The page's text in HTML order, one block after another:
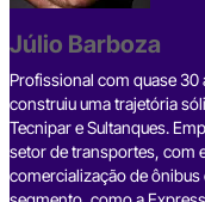
b
o
o
k
a
d
s
d
I
n
Júlio Barboza
Profissional com quase
construiu uma trajetória
Tecnipar e Sultanques.
setor de transportes, com
comercialização de